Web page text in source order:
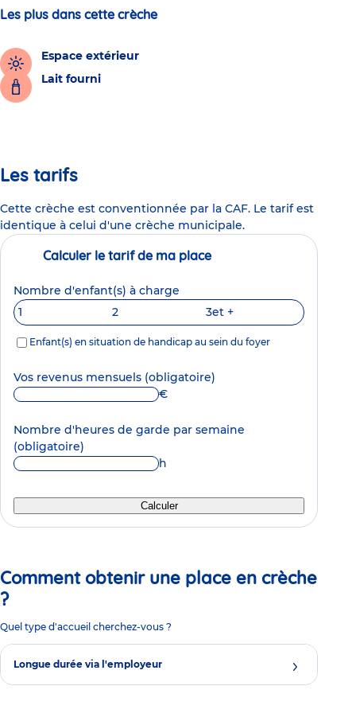
Les plus dans cette crèche
Espace extérieur
Lait fourni
Les tarifs
Cette crèche est conventionnée par la CAF. Le tarif est
identique à celui d'une crèche municipale.
Calculer le tarif de ma place
Nombre d'enfant(s) à charge
1
2 3et +
Enfant(s) en situation de handicap au sein du foyer
Vos revenus mensuels (obligatoire)
€
Nombre d'heures de garde par semaine
(obligatoire)
h
Calculer
Comment obtenir une place en crèche
?
Quel type d'accueil cherchez-vous ?
Longue durée via l'employeur